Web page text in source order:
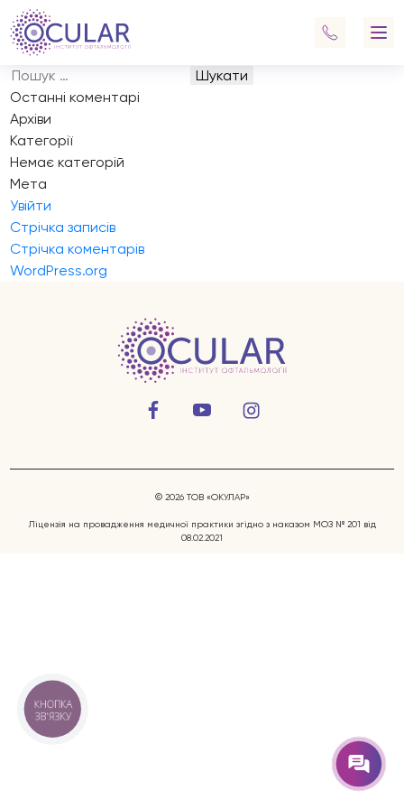
Запис на прийом
Навігація
записів
Previous:
Запис на прийом
Next: Запис на прийом
Пошук:
Останні коментарі
Архіви
Категорії
Немає категорій
Мета
Увійти
Стрічка записів
Стрічка коментарів
WordPress.org
© 2026 ТОВ «ОКУЛАР»
Ліцензія на провадження медичної практики згідно з наказом МОЗ № 201 від
08.02.2021
КНОПКА
ЗВ'ЯЗКУ